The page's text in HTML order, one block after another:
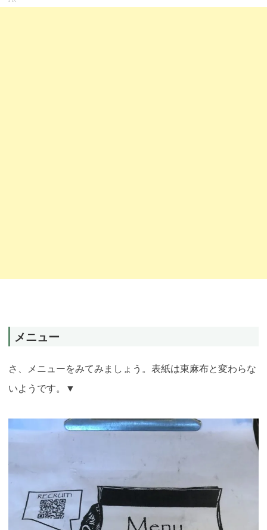
メニュー
さ、メニューをみてみましょう。表紙は東麻布と変わらな
いようです。▼